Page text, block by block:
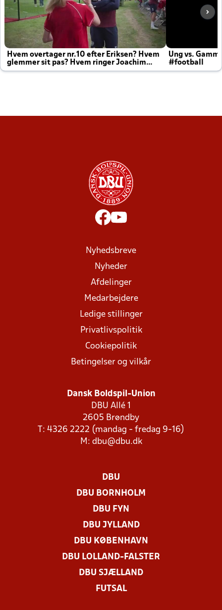
Hvem overtager nr.10 efter Eriksen? Hvem
glemmer sit pas? Hvem ringer Joachim
altid til efter kampe?
Ung vs.
#football
Nyhedsbreve
Nyheder
Afdelinger
Medarbejdere
Ledige stillinger
Privatlivspolitik
Cookiepolitik
Betingelser og vilkår
Dansk Boldspil-Union
DBU Allé 1
2605 Brøndby
T: 4326 2222 (mandag - fredag 9-16)
M: dbu@dbu.dk
DBU
DBU BORNHOLM
DBU FYN
DBU JYLLAND
DBU KØBENHAVN
DBU LOLLAND-FALSTER
DBU SJÆLLAND
FUTSAL